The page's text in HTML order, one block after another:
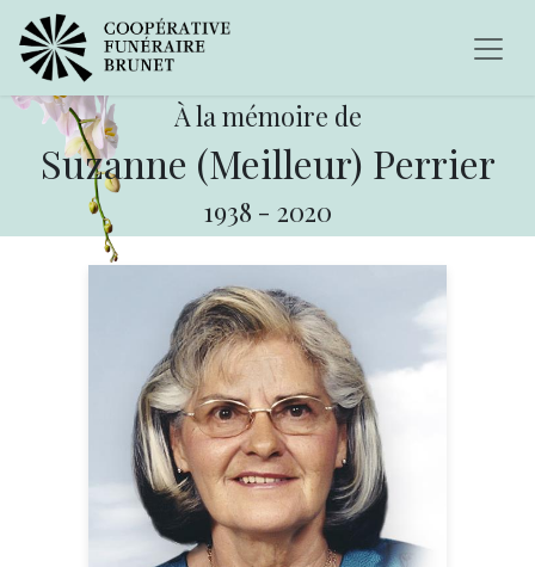
À la mémoire de
Suzanne (Meilleur) Perrier
1938 - 2020